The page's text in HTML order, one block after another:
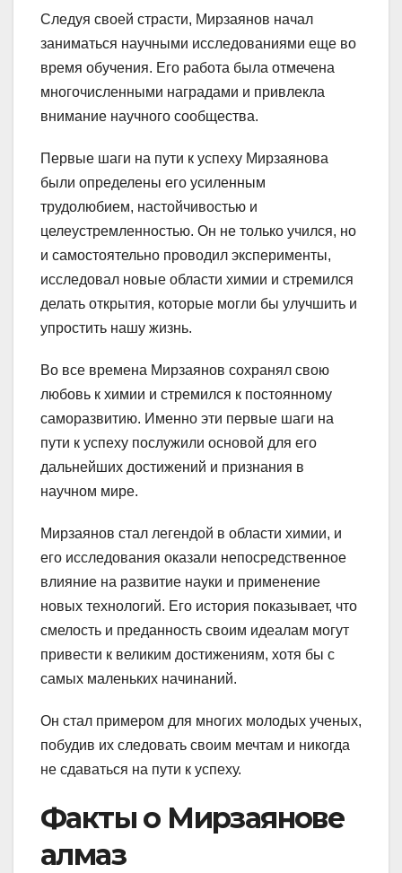
Следуя своей страсти, Мирзаянов начал
заниматься научными исследованиями еще во
время обучения. Его работа была отмечена
многочисленными наградами и привлекла
внимание научного сообщества.
Первые шаги на пути к успеху Мирзаянова
были определены его усиленным
трудолюбием, настойчивостью и
целеустремленностью. Он не только учился, но
и самостоятельно проводил эксперименты,
исследовал новые области химии и стремился
делать открытия, которые могли бы улучшить и
упростить нашу жизнь.
Во все времена Мирзаянов сохранял свою
любовь к химии и стремился к постоянному
саморазвитию. Именно эти первые шаги на
пути к успеху послужили основой для его
дальнейших достижений и признания в
научном мире.
Мирзаянов стал легендой в области химии, и
его исследования оказали непосредственное
влияние на развитие науки и применение
новых технологий. Его история показывает, что
смелость и преданность своим идеалам могут
привести к великим достижениям, хотя бы с
самых маленьких начинаний.
Он стал примером для многих молодых ученых,
побудив их следовать своим мечтам и никогда
не сдаваться на пути к успеху.
Факты о Мирзаянове
алмаз